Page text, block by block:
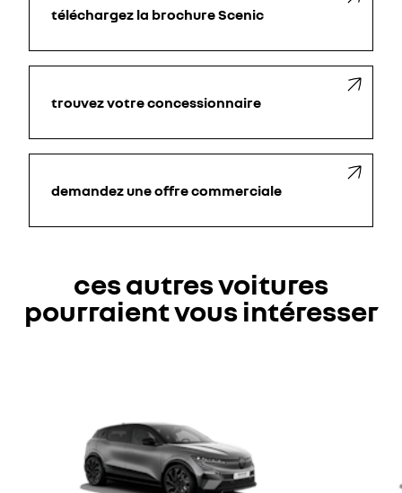
téléchargez la brochure Scenic
trouvez votre concessionnaire
demandez une offre commerciale
ces autres voitures
pourraient vous intéresser